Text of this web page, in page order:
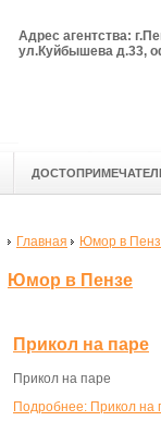
Адрес агентства:
ул.Куйбышева д.33,
Главная Юмор в
Юмор в Пензе
Прикол на паре
Прикол на паре
Подробнее: Прикол на